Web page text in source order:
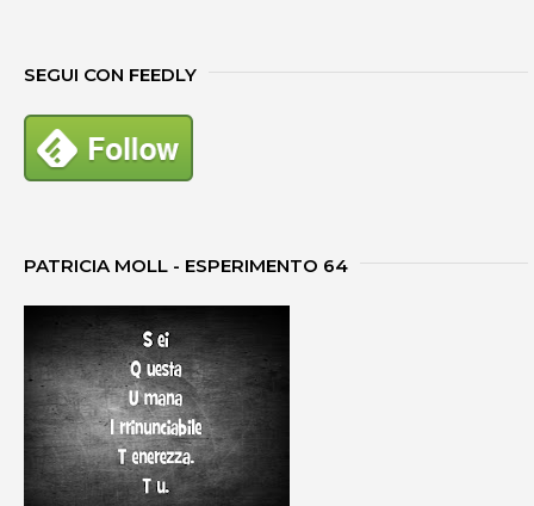
SEGUI CON FEEDLY
PATRICIA MOLL - ESPERIMENTO 64